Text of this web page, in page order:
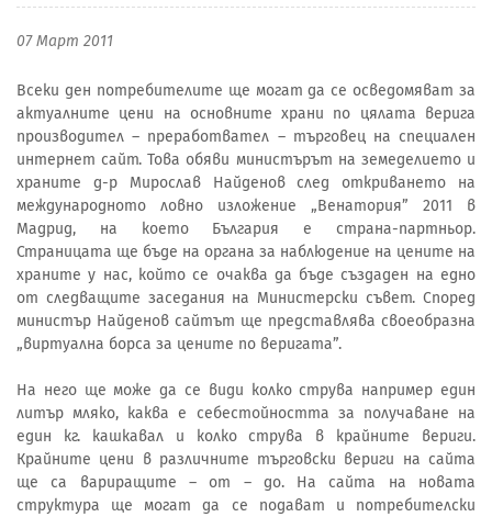
07 Март 2011
Всеки ден потребителите ще могат да се осведомяват за
актуалните цени на основните храни по цялата верига
производител – преработвател – търговец на специален
интернет сайт. Това обяви министърът на земеделието и
храните д-р Мирослав Найденов след откриването на
международното ловно изложение „Венатория” 2011 в
Мадрид, на което България е страна-партньор.
Страницата ще бъде на органа за наблюдение на цените на
храните у нас, който се очаква да бъде създаден на едно
от следващите заседания на Министерски съвет. Според
министър Найденов сайтът ще представлява своеобразна
„виртуална борса за цените по веригата”.
На него ще може да се види колко струва например един
литър мляко, каква е себестойността за получаване на
един кг. кашкавал и колко струва в крайните вериги.
Крайните цени в различните търговски вериги на сайта
ще са вариращите – от – до. На сайта на новата
структура ще могат да се подават и потребителски